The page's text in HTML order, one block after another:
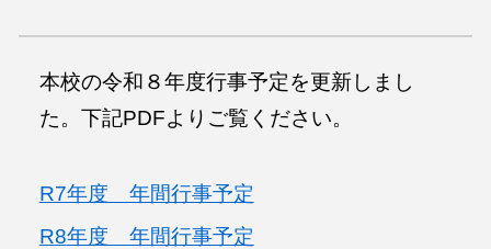
本校の令和８年度行事予定を更新しまし
た。下記PDFよりご覧ください。
R7年度 年間行事予定
R8年度 年間行事予定